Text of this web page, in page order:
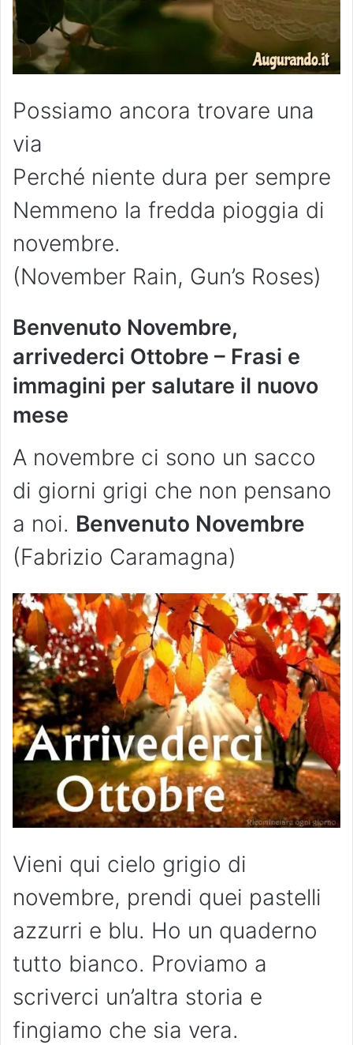
Possiamo ancora trovare una
via
Perché niente dura per sempre
Nemmeno la fredda pioggia di
novembre.
(November Rain, Gun’s Roses)
Benvenuto Novembre,
arrivederci Ottobre – Frasi e
immagini per salutare il nuovo
mese
A novembre ci sono un sacco
di giorni grigi che non pensano
a noi. Benvenuto Novembre
(Fabrizio Caramagna)
Vieni qui cielo grigio di
novembre, prendi quei pastelli
azzurri e blu. Ho un quaderno
tutto bianco. Proviamo a
scriverci un’altra storia e
fingiamo che sia vera.